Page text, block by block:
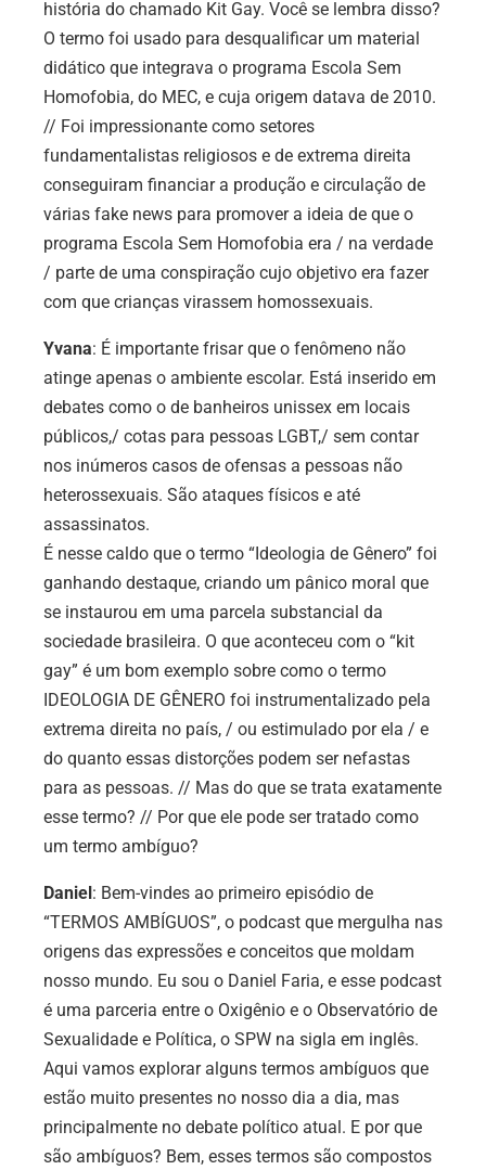
história do chamado Kit Gay. Você se lembra disso?
O termo foi usado para desqualificar um material
didático que integrava o programa Escola Sem
Homofobia, do MEC, e cuja origem datava de 2010.
// Foi impressionante como setores
fundamentalistas religiosos e de extrema direita
conseguiram financiar a produção e circulação de
várias fake news para promover a ideia de que o
programa Escola Sem Homofobia era / na verdade
/ parte de uma conspiração cujo objetivo era fazer
com que crianças virassem homossexuais.
Yvana: É importante frisar que o fenômeno não
atinge apenas o ambiente escolar. Está inserido em
debates como o de banheiros unissex em locais
públicos,/ cotas para pessoas LGBT,/ sem contar
nos inúmeros casos de ofensas a pessoas não
heterossexuais. São ataques físicos e até
assassinatos.
É nesse caldo que o termo “Ideologia de Gênero” foi
ganhando destaque, criando um pânico moral que
se instaurou em uma parcela substancial da
sociedade brasileira. O que aconteceu com o “kit
gay” é um bom exemplo sobre como o termo
IDEOLOGIA DE GÊNERO foi instrumentalizado pela
extrema direita no país, / ou estimulado por ela / e
do quanto essas distorções podem ser nefastas
para as pessoas. // Mas do que se trata exatamente
esse termo? // Por que ele pode ser tratado como
um termo ambíguo?
Daniel : Bem-vindes ao primeiro episódio de
“TERMOS AMBÍGUOS”, o podcast que mergulha nas
origens das expressões e conceitos que moldam
nosso mundo. Eu sou o Daniel Faria, e esse podcast
é uma parceria entre o Oxigênio e o Observatório de
Sexualidade e Política, o SPW na sigla em inglês.
Aqui vamos explorar alguns termos ambíguos que
estão muito presentes no nosso dia a dia, mas
principalmente no debate político atual. E por que
são ambíguos? Bem, esses termos são compostos